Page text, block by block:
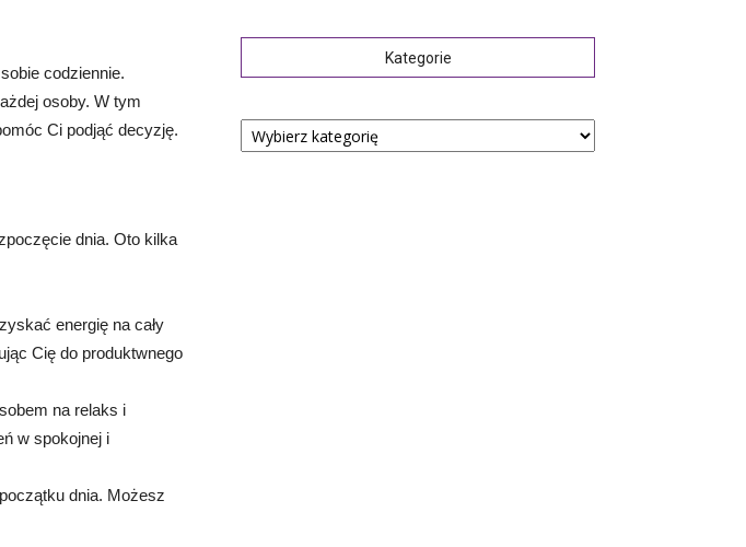
codziennie.
osoby. W tym
Ci podjąć decyzję.
dnia. Oto kilka
energię na cały
Cię do produktwnego
na relaks i
w spokojnej i
dnia. Możesz
Kategorie
Kategorie